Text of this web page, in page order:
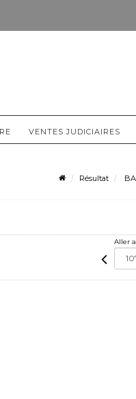
VENTES JUDICIAIRES
Résultat
Aller